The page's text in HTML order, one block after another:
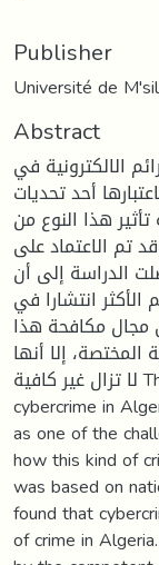
Publisher
Université de
Abstract
الالكترونية في
أحد تحديات
هذا النوع من
تم الاعتماد على
الدراسة إلى أن
الأكثر انتشارا في
مجال مكافحة هذا
المختصة، إلا أنها
لا تزال غير كافية This study aims at presenting the reality of
cybercrime in
as one of the
how this kind of
was based on
found that
of crime in